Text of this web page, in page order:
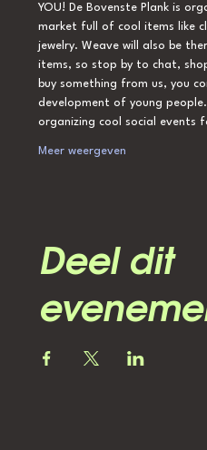
YOU! De Bovenste Plank is
market full of cool items like
jewelry. Weave will also be
items, so stop by to chat,
buy something from us, you
development of young
organizing cool social events
Meer weergeven
Deel dit